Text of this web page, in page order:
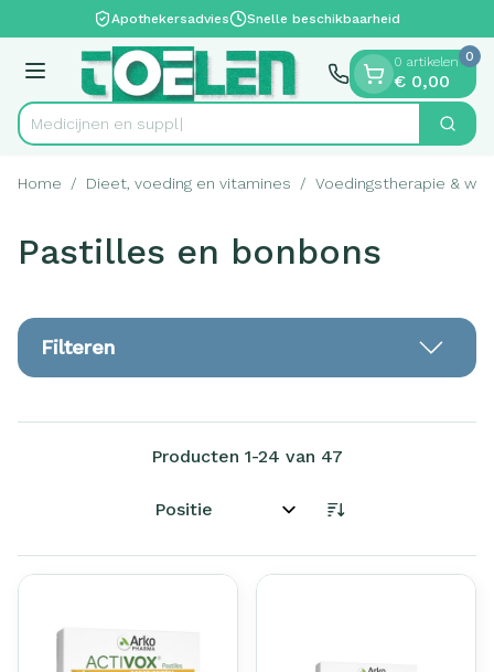
Ga naar de inhoudApothekersadvies Snelle beschikbaarheid
Menu
Product, merk, categorie...
Me Zoek
0 artikelen
€ 0,00
0
Home / Dieet, voeding en vitamines / Voedingstherapie &
Pastilles en bonbons
Filteren
Producten 1-24 van 47
Sorteer op: